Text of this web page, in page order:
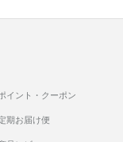
イント・クーポン
期お届け便